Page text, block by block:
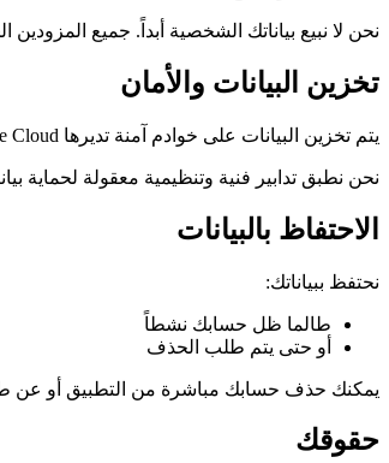
نحن لا نبيع بياناتك الشخصية أبداً. جميع المزودين
تخزين البيانات والأمان
يتم تخزين البيانات على خوادم آمنة تديرها Google Cloud.
نحن نطبق تدابير فنية وتنظيمية معقولة لحماية
الاحتفاظ بالبيانات
نحتفظ ببياناتك:
طالما ظل حسابك نشطاً
أو حتى يتم طلب الحذف
يمكنك حذف حسابك مباشرة من التطبيق أو عن
حقوقك